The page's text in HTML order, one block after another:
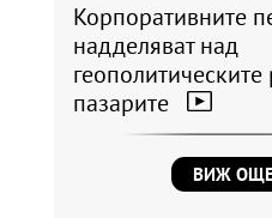
Корпоративните
надделяват над
пазарите
ВИЖ